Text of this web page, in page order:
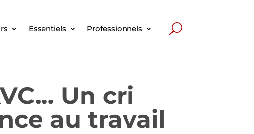
Essentiels Professionnels
Un cri
au travail